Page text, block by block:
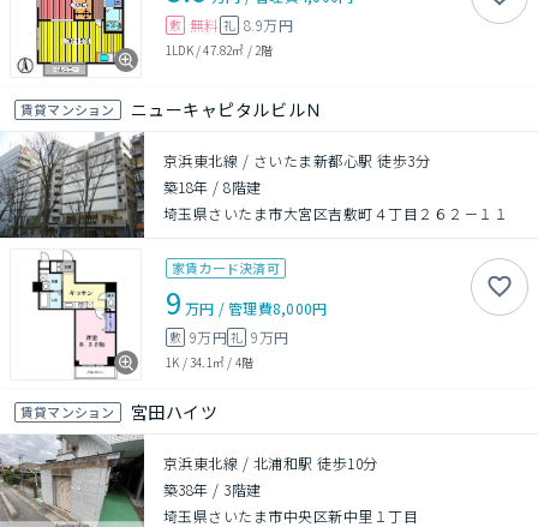
敷 無料 礼 8.9万円
1LDK/47.82㎡ / 2階
賃貸マンション ニューキャピタルビルＮ
京浜東北線 / さいたま新都心駅 徒歩3分
築18年 /8階建
埼玉県さいたま市大宮区吉敷町４丁目２６２－１１
家賃カード決済可
9 万円 /管理費8,000円
敷 9万円礼 9万円
1K /34.1㎡ / 4階
賃貸マンション 宮田ハイツ
京浜東北線 / 北浦和駅 徒歩10分
築38年 / 3階建
埼玉県さいたま市中央区新中里１丁目